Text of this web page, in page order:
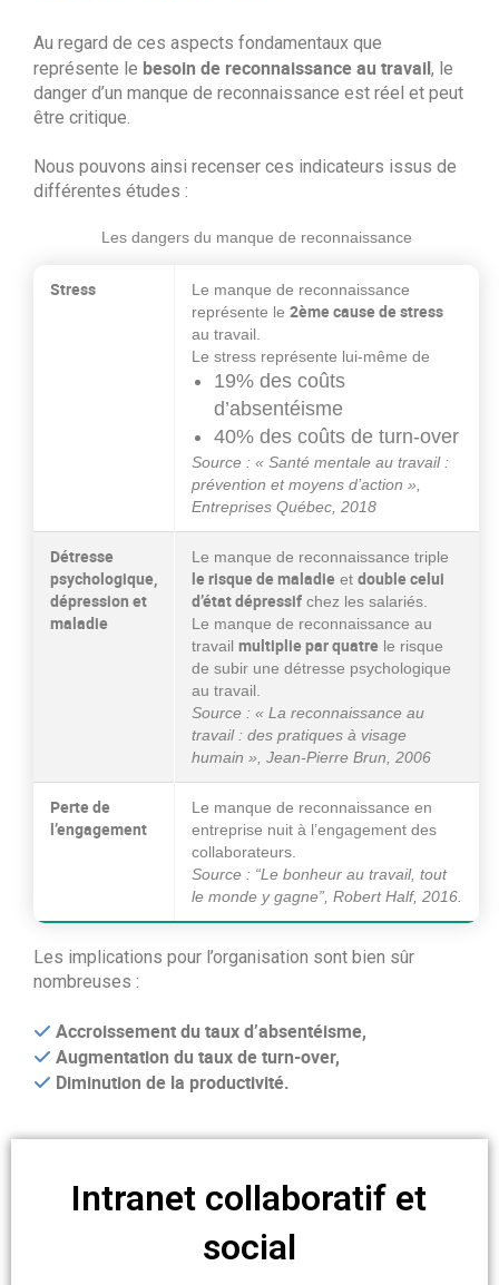
Au regard de ces aspects fondamentaux que
représente le besoin de reconnaissance au travail, le
danger d’un manque de reconnaissance est réel et peut
être critique.
Nous pouvons ainsi recenser ces indicateurs issus de
différentes études :
Les dangers du manque de reconnaissance
Stress
Le manque de reconnaissance
représente le 2ème cause de stress
au travail.
Le stress représente lui-même de
19% des coûts
d’absentéisme
40% des coûts de turn-over
Source : « Santé mentale au travail :
prévention et moyens d’action »,
Entreprises Québec, 2018
Détresse
psychologique,
dépression et
maladie
Le manque de reconnaissance triple
le risque de maladie et double celui
d’état dépressif chez les salariés.
Le manque de reconnaissance au
travail multiplie par quatre le risque
de subir une détresse psychologique
au travail.
Source : « La reconnaissance au
travail : des pratiques à visage
humain », Jean-Pierre Brun, 2006
Perte de
l’engagement
Le manque de reconnaissance en
entreprise nuit à l’engagement des
collaborateurs.
Source : “Le bonheur au travail, tout
le monde y gagne”, Robert Half, 2016.
Les implications pour l’organisation sont bien sûr
nombreuses :
Accroissement du taux d’absentéisme,
Augmentation du taux de turn-over,
Diminution de la productivité.
Intranet collaboratif et
social​